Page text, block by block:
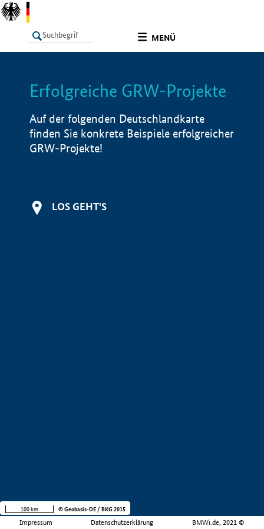
MENÜ
LISTE Info
Erfolgreiche GRW-Projekte
Auf der folgenden Deutschlandkarte
finden Sie konkrete Beispiele erfolgreicher
GRW-Projekte!
LOS GEHT'S
Impressum Datenschutzerklärung BMWi.de, 2021 ©
100 km © Geobasis-DE / BKG 2015